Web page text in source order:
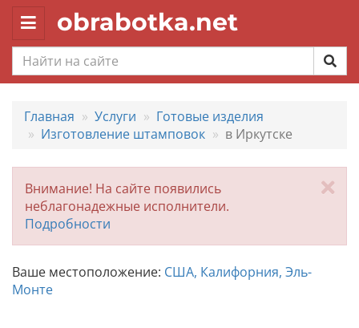
Toggle
navigation
obrabotka.net
Главная Услуги
Готовые изделия
Изготовление штамповок
в Иркутске
Внимание! На сайте появились
неблагонадежные исполнители.
Подробности
Ваше местоположение: США, Калифорния, Эль-
Монте